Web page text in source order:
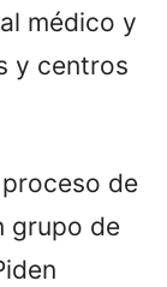
médico y
y centros
de
grupo de